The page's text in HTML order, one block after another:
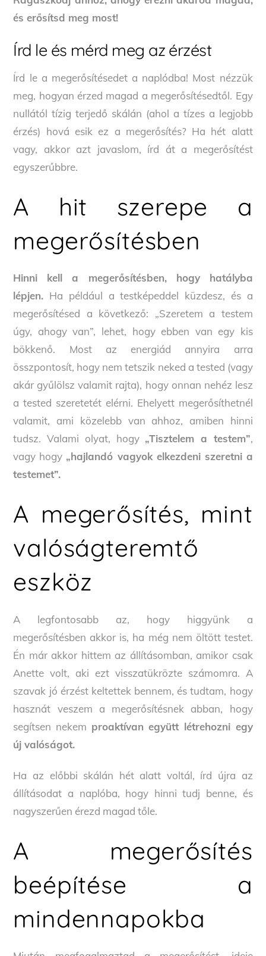
és erősítsd meg most!
Írd le és mérd meg az érzést
Írd le a megerősítésedet a naplódba! Most nézzük
meg, hogyan érzed magad a megerősítésedtől. Egy
nullától tízig terjedő skálán (ahol a tízes a legjobb
érzés) hová esik ez a megerősítés? Ha hét alatt
vagy, akkor azt javaslom, írd át a megerősítést
egyszerűbbre.
A hit szerepe a
megerősítésben
Hinni kell a megerősítésben, hogy hatályba
lépjen. Ha például a testképeddel küzdesz, és a
megerősítésed a következő: „Szeretem a testem
úgy, ahogy van”, lehet, hogy ebben van egy kis
bökkenő. Most az energiád annyira arra
összpontosít, hogy nem tetszik neked a tested (vagy
akár gyűlölsz valamit rajta), hogy onnan nehéz lesz
a tested szeretetét elérni. Ehelyett megerősíthetnél
valamit, ami közelebb van ahhoz, amiben hinni
tudsz. Valami olyat, hogy „Tisztelem a testem”,
vagy hogy „hajlandó vagyok elkezdeni szeretni a
testemet”.
A megerősítés, mint
valóságteremtő
eszköz
A legfontosabb az, hogy higgyünk a
megerősítésben akkor is, ha még nem öltött testet.
Én már akkor hittem az állításomban, amikor csak
Anette volt, aki ezt visszatükrözte számomra. A
szavak jó érzést keltettek bennem, és tudtam, hogy
hasznát veszem a megerősítésnek abban, hogy
segítsen nekem proaktívan együtt létrehozni egy
új valóságot.
Ha az előbbi skálán hét alatt voltál, írd újra az
állításodat a naplóba, hogy hinni tudj benne, és
nagyszerűen érezd magad tőle.
A megerősítés
beépítése a
mindennapokba